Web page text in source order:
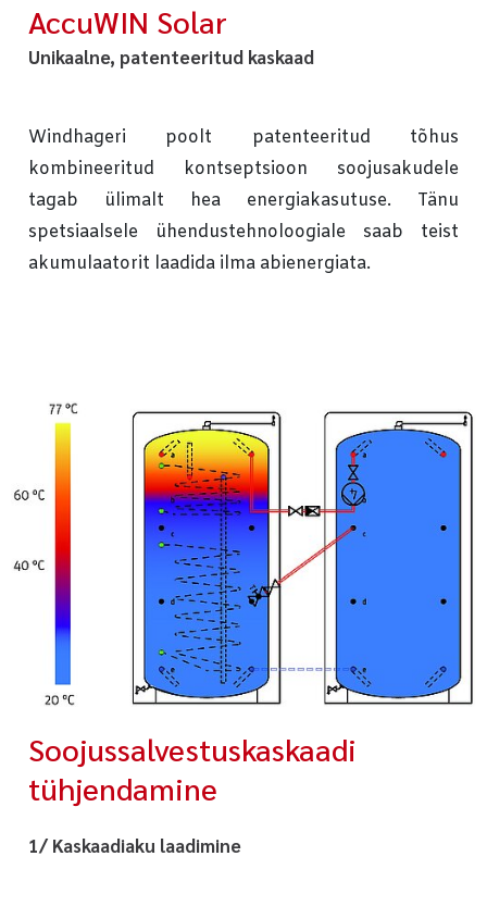
AccuWIN Solar
Unikaalne, patenteeritud kaskaad
Windhageri poolt patenteeritud tõhus
kombineeritud kontseptsioon soojusakudele
tagab ülimalt hea energiakasutuse. Tänu
spetsiaalsele ühendustehnoloogiale saab teist
akumulaatorit laadida ilma abienergiata.
Soojussalvestuskaskaadi
tühjendamine
1/ Kaskaadiaku laadimine